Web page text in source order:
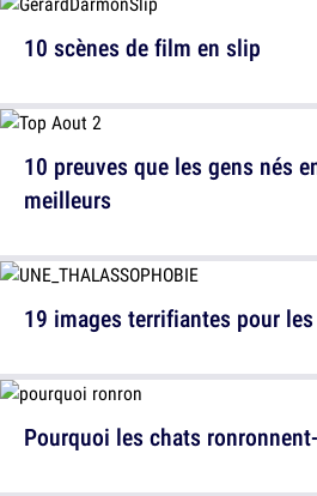
10 preuves que les gens nés
meilleurs
Pourquoi les chats
10 scènes de film en slip
19 images terrifiantes pour